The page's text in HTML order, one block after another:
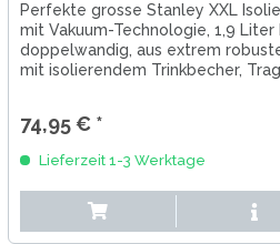
Perfekte grosse Stanley XXL
mit Vakuum-Technologie, 1,9 Liter
doppelwandig, aus extrem
mit isolierendem Trinkbecher,
74,95 € *
Lieferzeit 1-3 Werktage